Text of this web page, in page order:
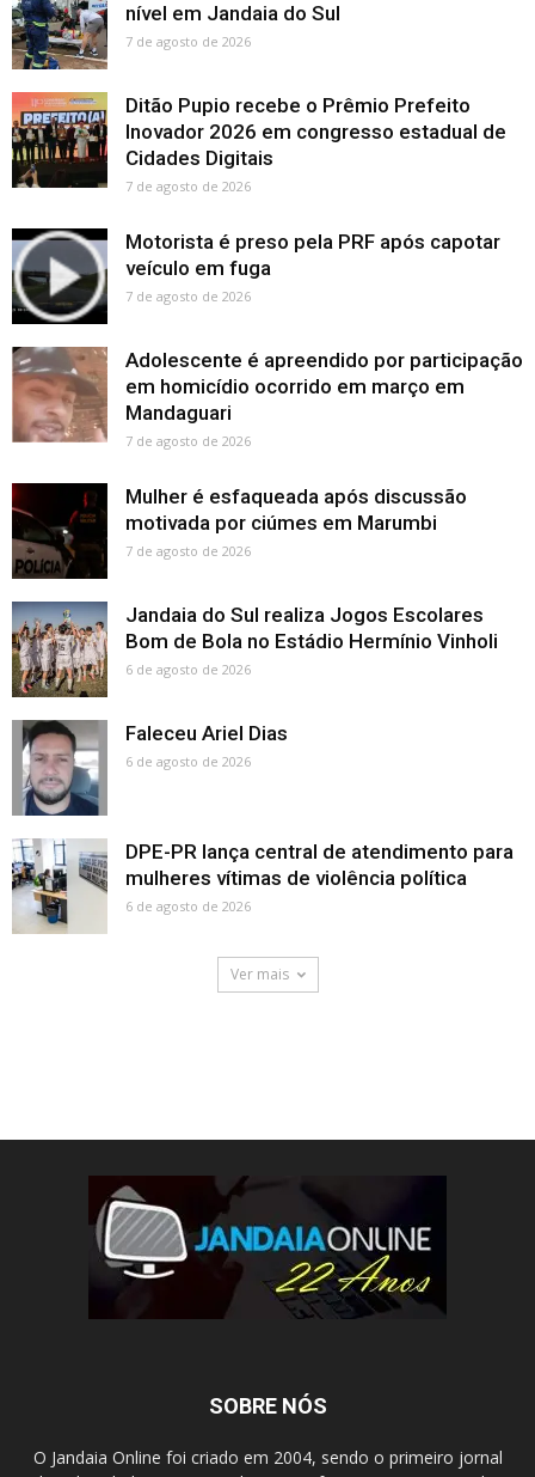
nível em Jandaia do Sul
7 de agosto de 2026
Ditão Pupio recebe o Prêmio Prefeito
Inovador 2026 em congresso estadual de
Cidades Digitais
7 de agosto de 2026
Motorista é preso pela PRF após capotar
veículo em fuga
7 de agosto de 2026
Adolescente é apreendido por participação
em homicídio ocorrido em março em
Mandaguari
7 de agosto de 2026
Mulher é esfaqueada após discussão
motivada por ciúmes em Marumbi
7 de agosto de 2026
Jandaia do Sul realiza Jogos Escolares
Bom de Bola no Estádio Hermínio Vinholi
6 de agosto de 2026
Faleceu Ariel Dias
6 de agosto de 2026
DPE-PR lança central de atendimento para
mulheres vítimas de violência política
6 de agosto de 2026
Ver mais
SOBRE NÓS
O Jandaia Online foi criado em 2004, sendo o primeiro jornal